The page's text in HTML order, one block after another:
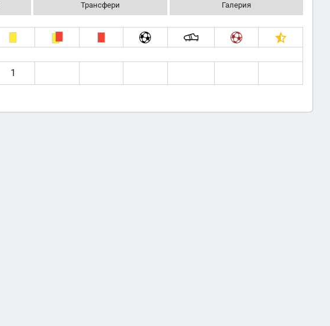
Трансфери Галерия
1